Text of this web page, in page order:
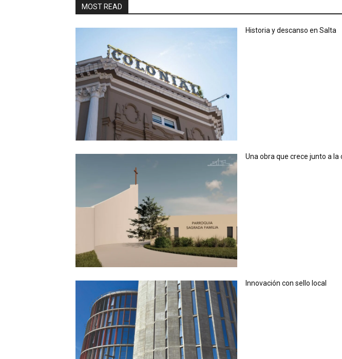
MOST READ
Historia y descanso en Salta
Una obra que crece junto a la
Innovación con sello local